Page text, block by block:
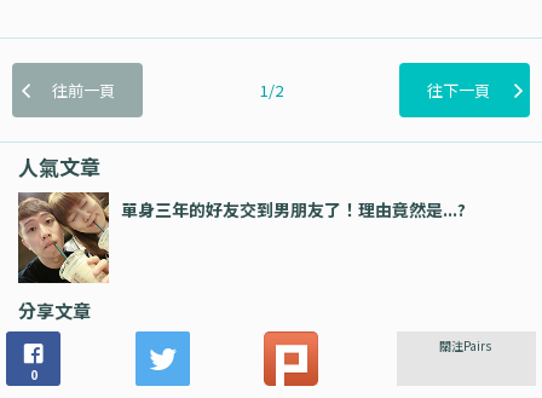
往前一頁 1/2 往下一頁
人氣文章
單身三年的好友交到男朋友了！理由竟然是...?
分享文章
0
關注Pairs